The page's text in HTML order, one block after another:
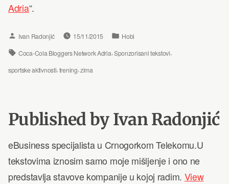
Adria“.
Posted
by
Ivan Radonjić 15/11/2015
Posted
Hobi
Tags:
Coca-Cola Bloggers Network Adria,Sponzorisani tekstovi,
sportske aktivnosti, trening,zima
Published by Ivan Radonjić
eBusiness specijalista u Crnogorkom Telekomu.U
tekstovima iznosim samo moje mišljenje i ono ne
predstavlja stavove kompanije u kojoj radim. View